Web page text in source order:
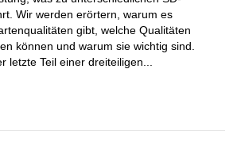
Wir werden erörtern, warum es
gibt, welche Qualitäten
können und warum sie wichtig sind.
letzte Teil einer dreiteiligen...